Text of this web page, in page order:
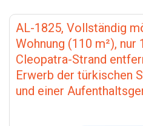
AL-1825, Vollständig
Wohnung (110 m²), nur
Cleopatra-Strand
Erwerb der türkischen
und einer